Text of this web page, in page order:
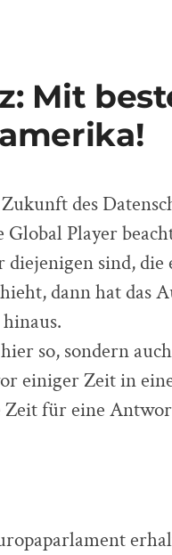
Mit
des
Player
sind, die
dann hat das
so, sondern
einiger Zeit in
Zeit für eine